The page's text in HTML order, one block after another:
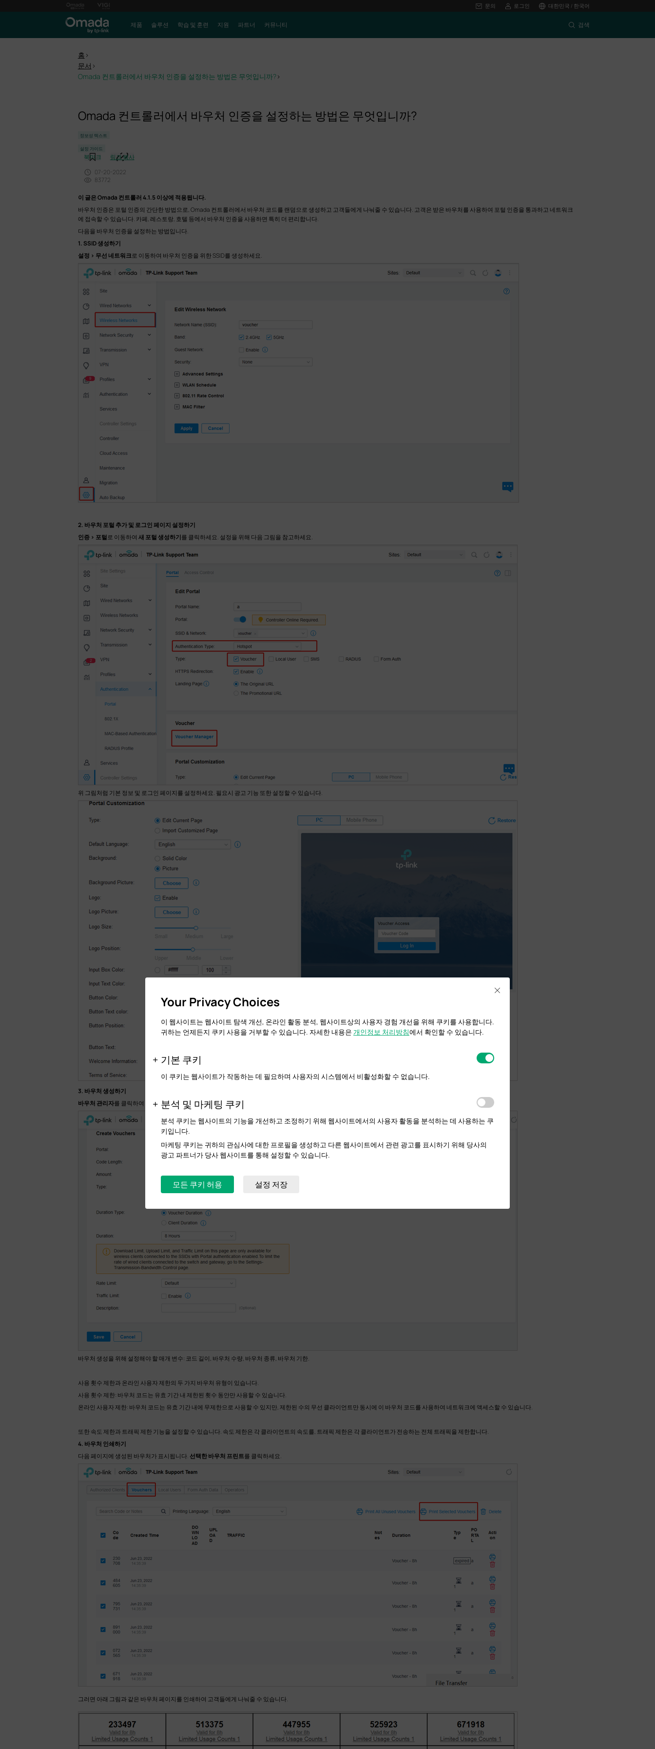
문의 로그인 대한민국 / 한국어
제품 솔루션 학습 및 훈련 지원 파트너 커뮤니티 검색
홈 >
문서 >
Omada 컨트롤러에서 바우처 인증을 설정하는 방법은 무엇입니까?>
Omada 컨트롤러에서 바우처 인증을 설정하는 방법은 무엇입니까?
정보성 텍스트
설정 가이드
북마크
링크 복사
07-20-2022
83772
이 글은 Omada 컨트롤러 4.1.5 이상에 적용됩니다.
바우처 인증은 포털 인증의 간단한 방법으로, Omada 컨트롤러에서 바우처 코드를 랜덤으로 생성하고 고객들에게 나눠줄 수 있습니다. 고객은 받은 바우처를 사용하여 포털 인증을 통과하고 네트워크
에 접속할 수 있습니다. 카페, 레스토랑, 호텔 등에서 바우처 인증을 사용하면 특히 더 편리합니다.
다음을 바우처 인증을 설정하는 방법입니다.
1. SSID 생성하기
설정 > 무선 네트워크로 이동하여 바우처 인증을 위한 SSID를 생성하세요.
2. 바우처 포털 추가 및 로그인 페이지 설정하기
인증 > 포털로 이동하여 새 포털 생성하기를 클릭하세요. 설정을 위해 다음 그림을 참고하세요.
위 그림처럼 기본 정보 및 로그인 페이지를 설정하세요. 필요시 광고 기능 또한 설정할 수 있습니다.
3. 바우처 생성하기
바우처 관리자를 클릭하여 바우처를 생성하세요.
바우처 생성을 위해 설정해야 할 매개 변수: 코드 길이, 바우처 수량, 바우처 종류, 바우처 기한.
사용 횟수 제한과 온라인 사용자 제한의 두 가지 바우처 유형이 있습니다.
사용 횟수 제한: 바우처 코드는 유효 기간 내 제한된 횟수 동안만 사용할 수 있습니다.
온라인 사용자 제한: 바우처 코드는 유효 기간 내에 무제한으로 사용할 수 있지만, 제한된 수의 무선 클라이언트만 동시에 이 바우처 코드를 사용하여 네트워크에 액세스할 수 있습니다.
또한 속도 제한과 트래픽 제한 기능을 설정할 수 있습니다. 속도 제한은 각 클라이언트의 속도를, 트래픽 제한은 각 클라이언트가 전송하는 전체 트래픽을 제한합니다.
4. 바우처 인쇄하기
다음 페이지에 생성된 바우처가 표시됩니다. 선택한 바우처 프린트를 클릭하세요.
그러면 아래 그림과 같은 바우처 페이지를 인쇄하여 고객들에게 나눠줄 수 있습니다.
Your Privacy Choices
이 웹사이트는 웹사이트 탐색 개선, 온라인 활동 분석, 웹사이트상의 사용자 경험 개선을 위해 쿠키를 사용합니다.
귀하는 언제든지 쿠키 사용을 거부할 수 있습니다. 자세한 내용은 개인정보 처리방침에서 확인할 수 있습니다.
기본 쿠키
이 쿠키는 웹사이트가 작동하는 데 필요하며 사용자의 시스템에서 비활성화할 수 없습니다.
분석 및 마케팅 쿠키
분석 쿠키는 웹사이트의 기능을 개선하고 조정하기 위해 웹사이트에서의 사용자 활동을 분석하는 데 사용하는 쿠
키입니다.
마케팅 쿠키는 귀하의 관심사에 대한 프로필을 생성하고 다른 웹사이트에서 관련 광고를 표시하기 위해 당사의
광고 파트너가 당사 웹사이트를 통해 설정할 수 있습니다.
모든 쿠키 허용 설정 저장
Close